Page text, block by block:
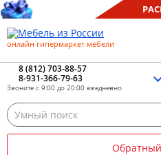
онлайн гипермаркет мебели
8 (812) 703-88-57
8-931-366-79-63
Звоните с 9:00 до 20:00 ежедневно